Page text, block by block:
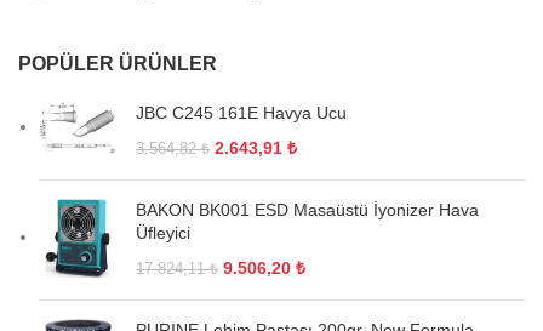
POPÜLER ÜRÜNLER
JBC C245 161E Havya Ucu
3.564,82₺ 2.643,91 ₺
BAKON BK001 ESD Masaüstü İyonizer Hava
Üfleyici
17.824,11₺ 9.506,20 ₺